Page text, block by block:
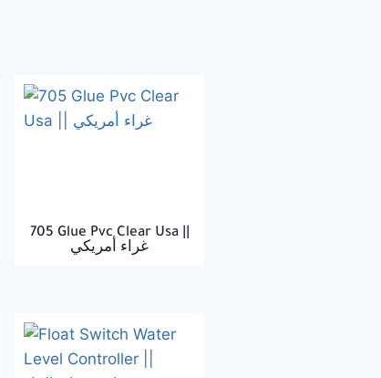
705 Glue Pvc Clear Usa ||
غراء أمريكي